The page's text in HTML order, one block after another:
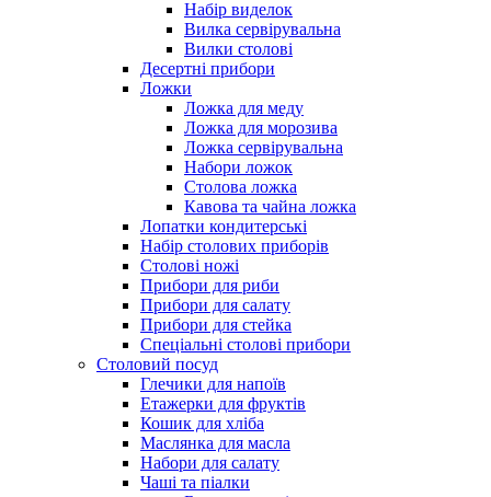
Набір виделок
Вилка сервірувальна
Вилки столові
Десертні прибори
Ложки
Ложка для меду
Ложка для морозива
Ложка сервірувальна
Набори ложок
Столова ложка
Кавова та чайна ложка
Лопатки кондитерські
Набір столових приборів
Столові ножі
Прибори для риби
Прибори для салату
Прибори для стейка
Спеціальні столові прибори
Столовий посуд
Глечики для напоїв
Етажерки для фруктів
Кошик для хліба
Маслянка для масла
Набори для салату
Чаші та піалки